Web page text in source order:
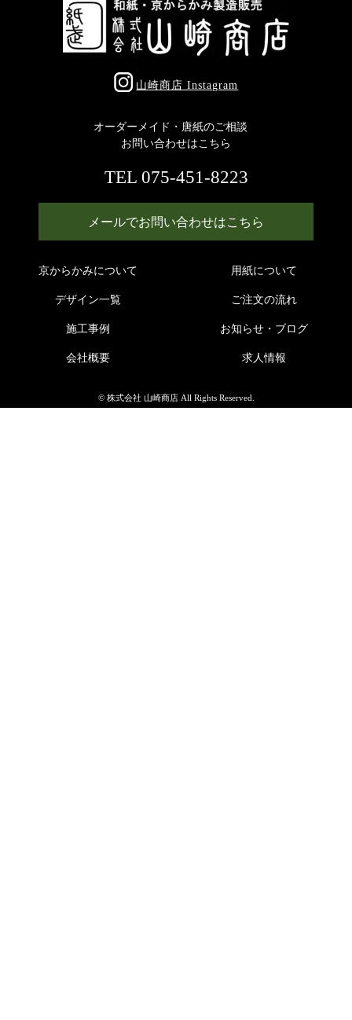
山崎商店 Instagram
オーダーメイド・唐紙のご相談
お問い合わせはこちら
TEL 075-451-8223
メールでお問い合わせはこちら
京からかみについて 用紙について
デザイン一覧 ご注文の流れ
施工事例 お知らせ・ブログ
会社概要 求人情報
© 株式会社 山崎商店 All Rights Reserved.